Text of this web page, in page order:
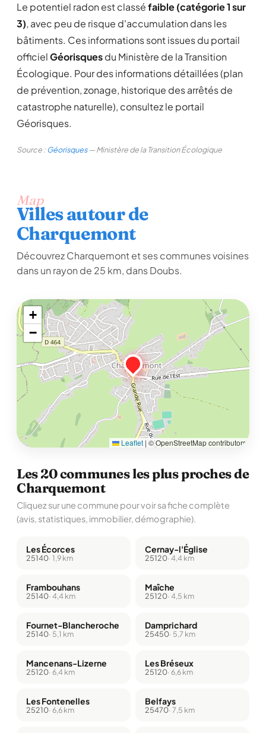
Le potentiel radon est classéfaible (catégorie 1 sur
3), avec peu de risque d'accumulation dans les
bâtiments. Ces informations sont issues du portail
officielGéorisquesdu Ministère de la Transition
Écologique. Pour des informations détaillées (plan
de prévention, zonage, historique des arrêtés de
catastrophe naturelle), consultez le portail
Géorisques.
Source :Géorisques— Ministère de la Transition Écologique
Map
Villes autour de
Charquemont
Découvrez Charquemont et ses communes voisines
dans un rayon de 25 km, dans Doubs.
+
−
Leaflet | © OpenStreetMap contributors
Les 20 communes les plus proches de
Charquemont
Cliquez sur une commune pour voir sa fiche complète
(avis, statistiques, immobilier, démographie).
Les Écorces
25140· 1,9 km
Cernay-l'Église
25120· 4,4 km
Frambouhans
25140· 4,4 km
Maîche
25120· 4,5 km
Fournet-Blancheroche
25140· 5,1 km
Damprichard
25450· 5,7 km
Mancenans-Lizerne
25120· 6,4 km
Les Bréseux
25120· 6,6 km
Les Fontenelles
25210· 6,6 km
Belfays
25470· 7,5 km